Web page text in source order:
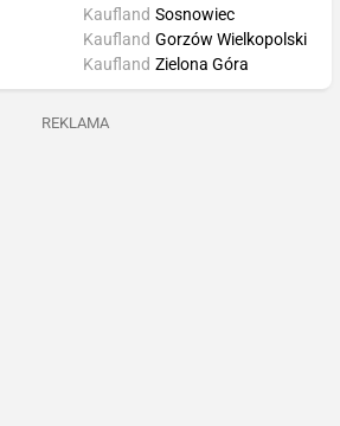
Kaufland Sosnowiec
Kaufland Gorzów Wielkopolski
Kaufland Zielona Góra
REKLAMA